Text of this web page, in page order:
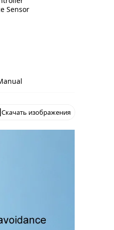
Sensor
Скачать изображения